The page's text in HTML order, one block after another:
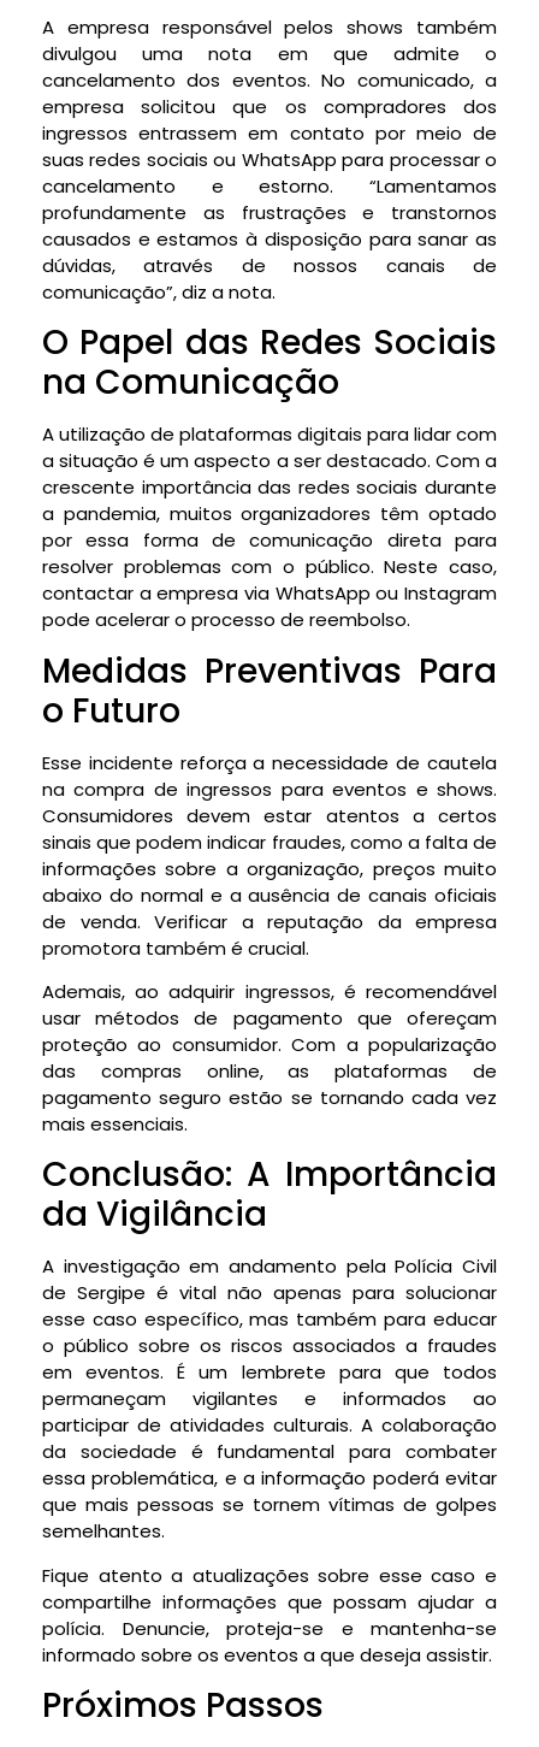
A empresa responsável pelos shows também
divulgou uma nota em que admite o
cancelamento dos eventos. No comunicado, a
empresa solicitou que os compradores dos
ingressos entrassem em contato por meio de
suas redes sociais ou WhatsApp para processar o
cancelamento e estorno. “Lamentamos
profundamente as frustrações e transtornos
causados e estamos à disposição para sanar as
dúvidas, através de nossos canais de
comunicação”, diz a nota.
O Papel das Redes Sociais
na Comunicação
A utilização de plataformas digitais para lidar com
a situação é um aspecto a ser destacado. Com a
crescente importância das redes sociais durante
a pandemia, muitos organizadores têm optado
por essa forma de comunicação direta para
resolver problemas com o público. Neste caso,
contactar a empresa via WhatsApp ou Instagram
pode acelerar o processo de reembolso.
Medidas Preventivas Para
o Futuro
Esse incidente reforça a necessidade de cautela
na compra de ingressos para eventos e shows.
Consumidores devem estar atentos a certos
sinais que podem indicar fraudes, como a falta de
informações sobre a organização, preços muito
abaixo do normal e a ausência de canais oficiais
de venda. Verificar a reputação da empresa
promotora também é crucial.
Ademais, ao adquirir ingressos, é recomendável
usar métodos de pagamento que ofereçam
proteção ao consumidor. Com a popularização
das compras online, as plataformas de
pagamento seguro estão se tornando cada vez
mais essenciais.
Conclusão: A Importância
da Vigilância
A investigação em andamento pela Polícia Civil
de Sergipe é vital não apenas para solucionar
esse caso específico, mas também para educar
o público sobre os riscos associados a fraudes
em eventos. É um lembrete para que todos
permaneçam vigilantes e informados ao
participar de atividades culturais. A colaboração
da sociedade é fundamental para combater
essa problemática, e a informação poderá evitar
que mais pessoas se tornem vítimas de golpes
semelhantes.
Fique atento a atualizações sobre esse caso e
compartilhe informações que possam ajudar a
polícia. Denuncie, proteja-se e mantenha-se
informado sobre os eventos a que deseja assistir.
Próximos Passos